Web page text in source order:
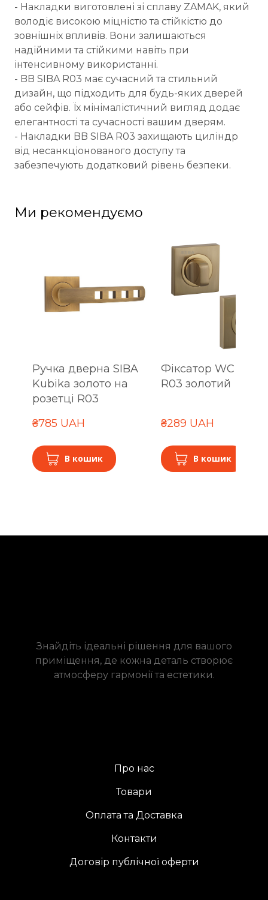
- Накладки виготовлені зі сплаву ZAMAK, який
володіє високою міцністю та стійкістю до
зовнішніх впливів. Вони залишаються
надійними та стійкими навіть при
інтенсивному використанні.
- BB SIBA R03 має сучасний та стильний
дизайн, що підходить для будь-яких дверей
або сейфів. Їх мінімалістичний вигляд додає
елегантності та сучасності вашим дверям.
- Накладки BB SIBA R03 захищають циліндр
від несанкціонованого доступу та
забезпечують додатковий рівень безпеки.
Ми рекомендуємо
Ручка дверна SIBA
Kubika золото на
розетці R03
₴785 UAH
В кошик
Фіксатор WC SIBA
R03 золотий
₴289 UAH
В кошик
Знайдіть ідеальні рішення для вашого
приміщення, де кожна деталь створює
атмосферу гармонії та естетики.
Про нас
Товари
Оплата та Доставка
Контакти
Договір публічної оферти